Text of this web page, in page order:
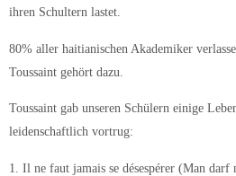
ihren Schultern lastet.
80% aller haitianischen Akademiker
Toussaint gehört dazu.
Toussaint gab unseren Schülern einige
leidenschaftlich vortrug:
1. Il ne faut jamais se désespérer (Man darf